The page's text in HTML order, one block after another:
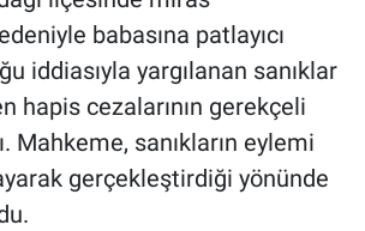
babasına patlayıcı
iddiasıyla yargılanan sanıklar
hapis cezalarının gerekçeli
Mahkeme, sanıkların eylemi
gerçekleştirdiği yönünde